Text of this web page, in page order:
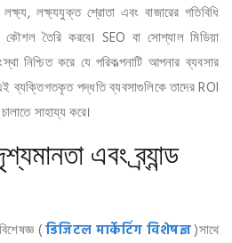
লক্ষ্য, লক্ষ্যযুক্ত শ্রোতা এবং বাজারের গতিবিধি
তৈরি করবে। SEO বা সোশ্যাল মিডিয়া
নিশ্চিত করে যে পরিকল্পনাটি আপনার ব্যবসার
ব্যক্তিগতকৃত পদ্ধতি ব্যবসাগুলিকে তাদের ROI
সাহায্য করে।
এবং ব্র্যান্ড
(डिजिटल मार्केटिंग विशेषज्ञ)সাথে